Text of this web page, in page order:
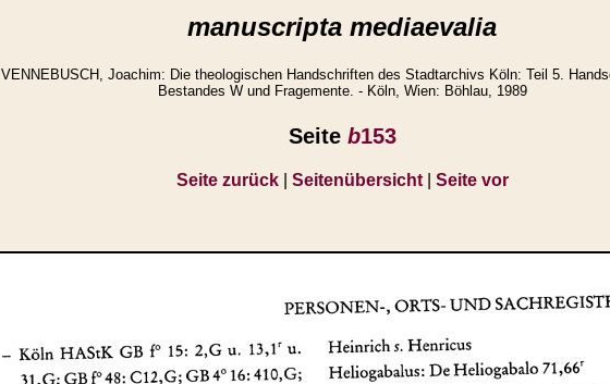
manuscripta mediaevalia
VENNEBUSCH, Joachim: Die theologischen Handschriften des Stadtarchivs Köln: Teil 5.
Bestandes W und Fragemente. - Köln, Wien: Böhlau, 1989
Seite b153
Seite zurück| Seitenübersicht| Seite vor